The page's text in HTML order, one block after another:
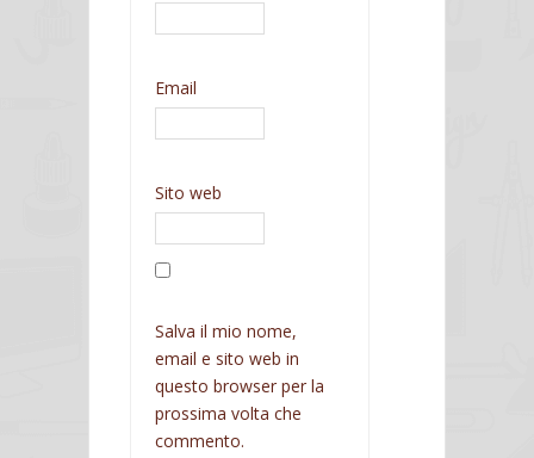
Email
Sito web
Salva il mio nome,
email e sito web in
questo browser per la
prossima volta che
commento.